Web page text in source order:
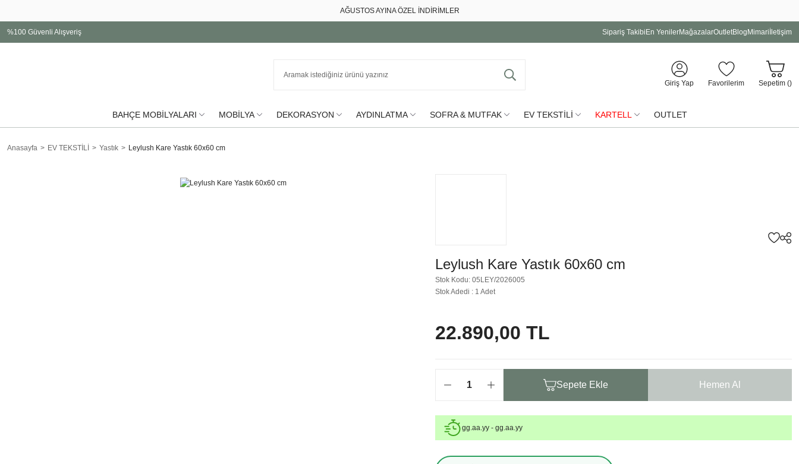
AĞUSTOS AYINA ÖZEL İNDİRİMLER
%100 Güvenli Alışveriş Sipariş Takibi En YenilerMağazalarOutletBlog Mimari İletişim
Giriş Yap Favorilerim Sepetim ()
BAHÇE MOBİLYALARI MOBİLYA DEKORASYON AYDINLATMA SOFRA & MUTFAK EV TEKSTİLİ KARTELL OUTLET
Anasayfa EV TEKSTİLİ Yastık Leylush Kare Yastık 60x60 cm
Leylush Kare Yastık 60x60 cm
Stok Kodu: 05LEY/2026005
Stok Adedi : 1 Adet
22.890,00 TL
Sepete Ekle Hemen Al
gg.aa.yy - gg.aa.yy